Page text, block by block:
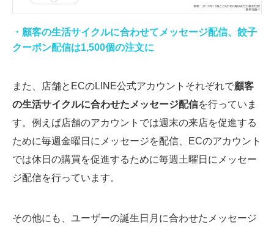
・顧客の生活サイクルに合わせてメッセージ配信、餃子
クーポン配信は1,500個の注文に
また、店舗とECのLINE公式アカウントそれぞれで顧客
の生活サイクルに合わせたメッセージ配信を行っていま
す。例えば店舗のアカウントでは週末の来店を促進する
ために毎週金曜日にメッセージを配信、ECのアカウント
では休日の購買を促進するために毎週土曜日にメッセー
ジ配信を行っています。
その他にも、ユーザーの誕生日月に合わせたメッセージ